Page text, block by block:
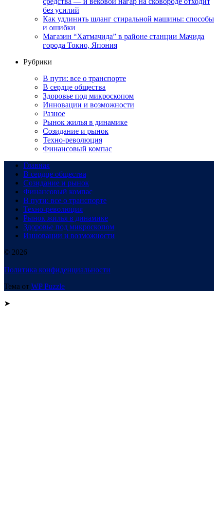
без усилий
Как удлинить шланг стиральной машины: способы
и ошибки
Магазин “Хатмачида” в районе станции Мачида
города Токио, Япония
Рубрики
В пути: все о транспорте
В сердце общества
Здоровье под микроскопом
Инновации и возможности
Разное
Рынок жилья в динамике
Созидание и рынок
Техно-революция
Финансовый компас
Главная
В сердце общества
Созидание и рынок
Финансовый компас
В пути: все о транспорте
Техно-революция
Рынок жилья в динамике
Здоровье под микроскопом
Инновации и возможности
© 2026
Политика конфиденциальности
Тема от WP Puzzle
➤